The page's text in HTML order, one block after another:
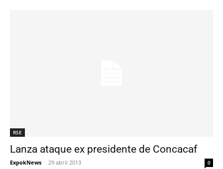
RSE
Lanza ataque ex presidente de Concacaf
ExpokNews - 29 abril 2013 0